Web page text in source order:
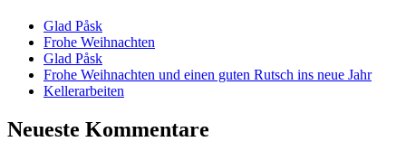
Glad Påsk
Frohe Weihnachten
Glad Påsk
Frohe Weihnachten und einen guten Rutsch ins neue Jahr
Kellerarbeiten
Neueste Kommentare